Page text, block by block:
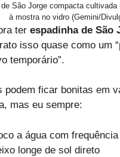
São Jorge compacta
à mostra no vidro (Gemini/
ter espadinha de São
isso quase como um
temporário”.
podem ficar bonitas em
mas eu sempre:
a água com frequência
longe de sol direto